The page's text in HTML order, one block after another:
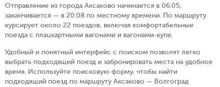
Отправление из города Аксаково начинается в 06:05,
заканчивается — в 20:08 по местному времени. По маршруту
курсирует около 22 поездов, включая комфортабельные
поезда с плацкартными вагонами и вагонами-купе.
Удобный и понятный интерфейс с поиском позволят легко
выбрать подходящий поезд и забронировать места на удобное
время. Используйте поисковую форму, чтобы найти
подходящий поезд по маршруту Аксаково — Волгоград